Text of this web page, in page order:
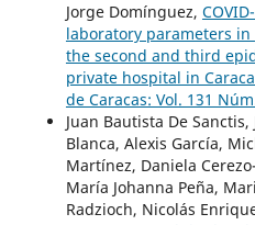
Jorge Domínguez,
laboratory parameters
the second and third
private hospital in
de Caracas: Vol. 131
Juan Bautista De
Blanca, Alexis García,
Martínez, Daniela
María Johanna Peña,
Radzioch, Nicolás